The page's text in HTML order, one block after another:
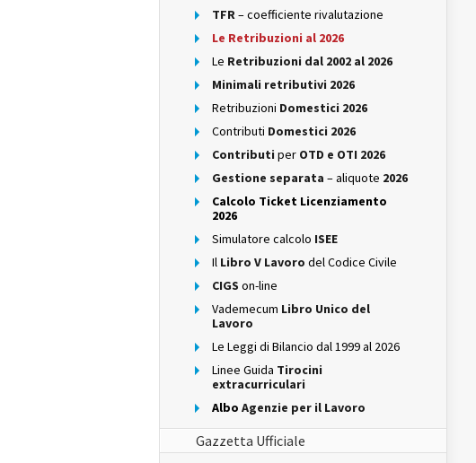
TFR– coefficiente rivalutazione
Le Retribuzioni al 2026
Le Retribuzioni dal 2002 al 2026
Minimali retributivi 2026
Retribuzioni Domestici 2026
Contributi Domestici 2026
Contributi per OTD e OTI 2026
Gestione separata – aliquote 2026
Calcolo Ticket Licenziamento
2026
Simulatore calcolo ISEE
Il Libro V Lavoro del Codice Civile
CIGS on-line
Vademecum Libro Unico del
Lavoro
Le Leggi di Bilancio dal 1999 al 2026
Linee Guida Tirocini
extracurriculari
Albo Agenzie per il Lavoro
Gazzetta Ufficiale